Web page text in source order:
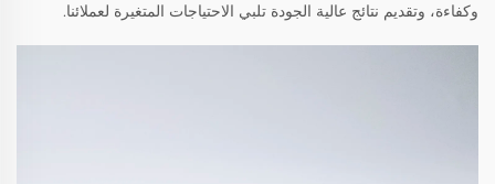
وكفاءة، وتقديم نتائج عالية الجودة تلبي الاحتياجات المتغيرة لعملائنا.